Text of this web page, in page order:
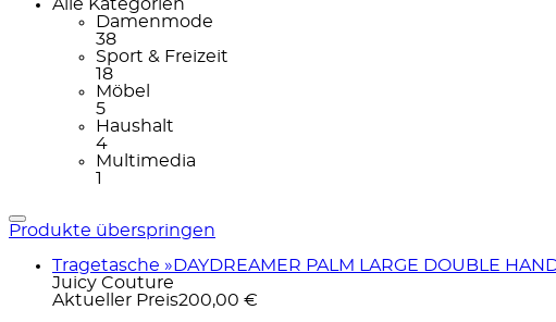
Alle Kategorien
Damenmode
38
Sport & Freizeit
18
Möbel
5
Haushalt
4
Multimedia
1
Produkte überspringen
Tragetasche »DAYDREAMER PALM LARGE DOUBLE
Juicy Couture
Aktueller Preis200,00 €